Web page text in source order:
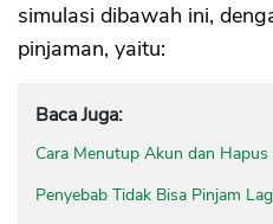
simulasi dibawah ini,
pinjaman, yaitu:
Baca Juga:
Cara Menutup Akun dan
Penyebab Tidak Bisa Pinjam